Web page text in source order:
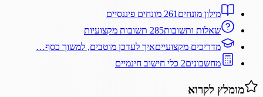
מילון מונחים 261 מונחים פיננסיים
שאלות ותשובות285 תשובות מקצועיות
מדריכים מקצועייםאיך לעדכן מוטבים, למשוך כסף…
מחשבונים2 כלי חישוב חינמיים
מומלץ לקרוא